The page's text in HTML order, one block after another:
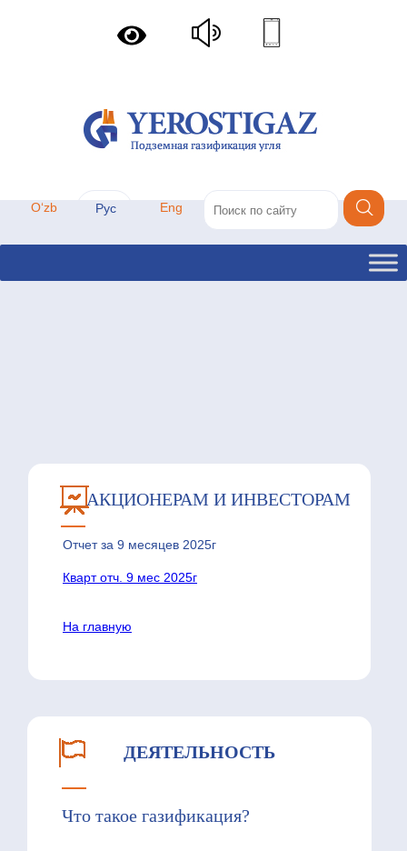
Oʻzb Рус Eng
АКЦИОНЕРАМ И ИНВЕСТОРАМ
Отчет за 9 месяцев 2025г
Кварт отч. 9 мес 2025г
На главную
ДЕЯТЕЛЬНОСТЬ
Что такое газификация?